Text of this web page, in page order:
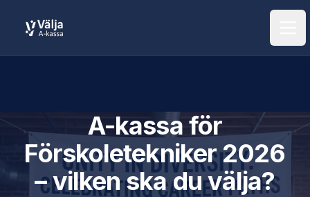
A-kassa för
Förskoletekniker2026
– vilken ska du välja?